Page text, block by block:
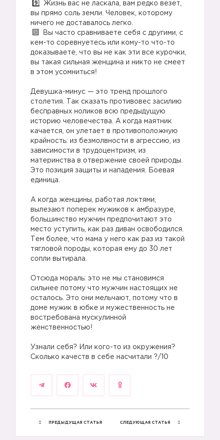
1️⃣
2️⃣
Жизнь вас не ласкала, вам редко везет,
вы прямо соль земли. Человек, которому
ничего не доставалось легко.
Вы часто сравниваете себя с другими, с
кем-то соревнуетесь или кому-то что-то
доказываете, что вы не как эти все курочки,
вы такая сильная женщина и никто не смеет
в этом усомниться!
Девушка-минус — это тренд прошлого
столетия. Так сказать противовес засилию
бесправных ноликов всю предыдущую
историю человечества. А когда маятник
качается, он улетает в противоположную
крайность: из безмолвности в агрессию, из
зависимости в трудоцентризм, из
материнства в отвержение своей природы.
Это позиция защиты и нападения. Боевая
единица.
А когда женщины, работая локтями,
вылезают поперек мужиков к амбразуре,
большинство мужчин предпочитают это
место уступить, как раз диван освободился.
Тем более, что мама у него как раз из такой
тягловой породы, которая ему до 30 лет
сопли вытирала.
Отсюда мораль: это не мы становимся
сильнее потому что мужчин настоящих не
осталось. Это они мельчают, потому что в
доме мужик в юбке и мужественность не
востребована мускулинной
женственностью!
Узнали себя? Или кого-то из окружения?
Сколько качеств в себе насчитали ?/10
ПРЕДЫДУЩАЯ СТАТЬЯ СЛЕДУЮЩАЯ СТАТЬЯ